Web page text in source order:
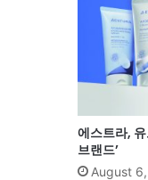
에스트라,
브랜드’
August